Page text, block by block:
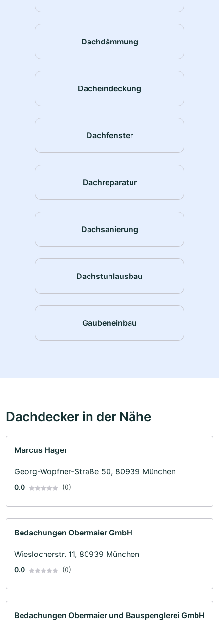
Dachdämmung
Dacheindeckung
Dachfenster
Dachreparatur
Dachsanierung
Dachstuhlausbau
Gaubeneinbau
Dachdecker in der Nähe
Marcus Hager
Georg-Wopfner-Straße 50, 80939 München
0.0 (0)
Bedachungen Obermaier GmbH
Wieslocherstr. 11, 80939 München
0.0 (0)
Bedachungen Obermaier und Bauspenglerei GmbH